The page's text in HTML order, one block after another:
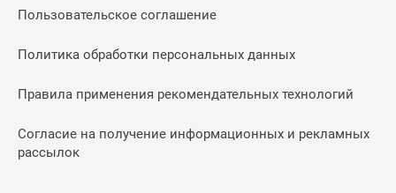
Пользовательское соглашение
Политика обработки персональных данных
Правила применения рекомендательных технологий
Согласие на получение информационных и рекламных
рассылок